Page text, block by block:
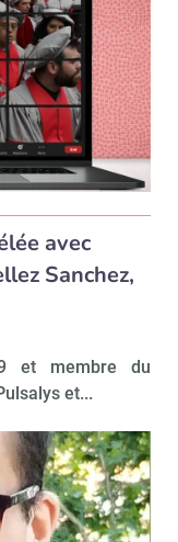
avec
Sanchez,
et membre du
et...